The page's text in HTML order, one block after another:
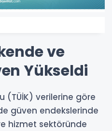
ve
Yükseldi
(TÜİK) verilerine göre
güven endekslerinde
hizmet sektöründe